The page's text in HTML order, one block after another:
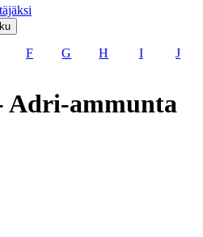
F G H I J
Adri-ammunta